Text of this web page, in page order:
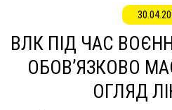
ВЛК ПІД ЧАС
ОБОВ’ЯЗКОВО
ОГЛЯД